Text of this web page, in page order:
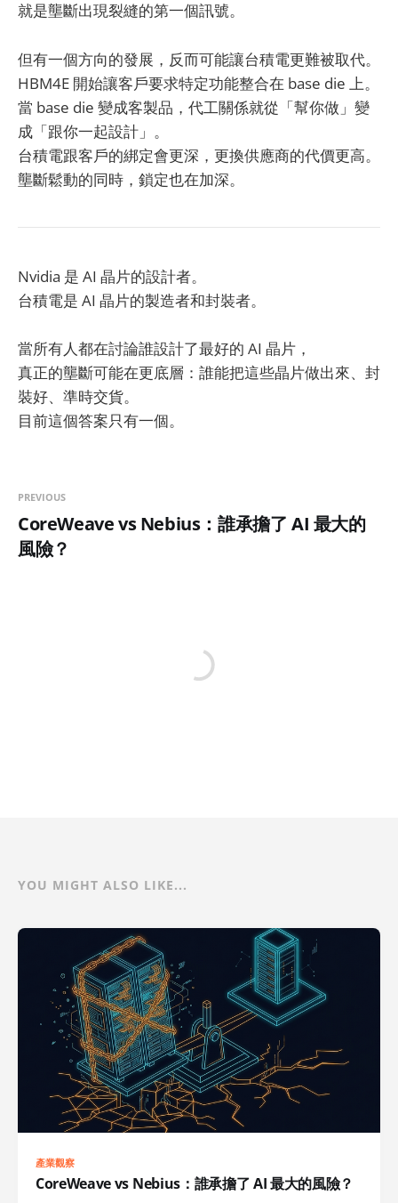
就是壟斷出現裂縫的第一個訊號。
但有一個方向的發展，反而可能讓台積電更難被取代。
HBM4E 開始讓客戶要求特定功能整合在 base die 上。
當 base die 變成客製品，代工關係就從「幫你做」變
成「跟你一起設計」。
台積電跟客戶的綁定會更深，更換供應商的代價更高。
壟斷鬆動的同時，鎖定也在加深。
Nvidia 是 AI 晶片的設計者。
台積電是 AI 晶片的製造者和封裝者。
當所有人都在討論誰設計了最好的 AI 晶片，
真正的壟斷可能在更底層：誰能把這些晶片做出來、封
裝好、準時交貨。
目前這個答案只有一個。
PREVIOUS
CoreWeave vs Nebius：誰承擔了 AI 最大的
風險？
YOU MIGHT ALSO LIKE...
產業觀察
CoreWeave vs Nebius：誰承擔了 AI 最大的風險？